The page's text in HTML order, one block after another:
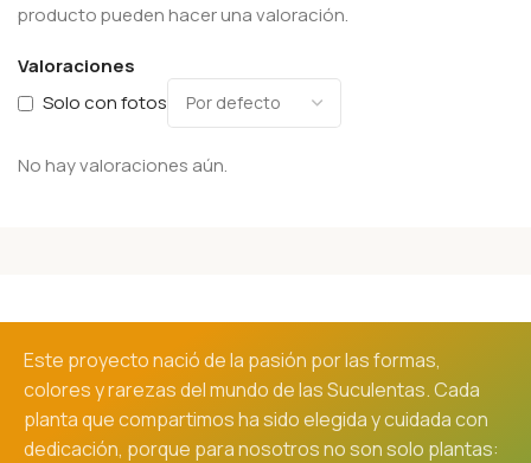
Valoraciones
Solo con fotos
No hay valoraciones aún.
producto pueden hacer una valoración.
Este proyecto nació de la pasión por las formas,
colores y rarezas del mundo de las Suculentas. Cada
planta que compartimos ha sido elegida y cuidada con
dedicación, porque para nosotros no son solo plantas: